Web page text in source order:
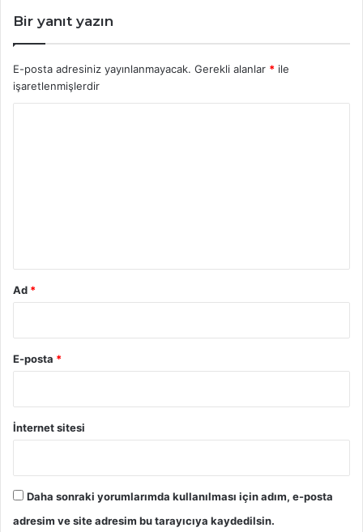
Bir yanıt yazın
E-posta adresiniz yayınlanmayacak. Gerekli alanlar * ile
işaretlenmişlerdir
Ad *
E-posta *
İnternet sitesi
Daha sonraki yorumlarımda kullanılması için adım, e-posta
adresim ve site adresim bu tarayıcıya kaydedilsin.